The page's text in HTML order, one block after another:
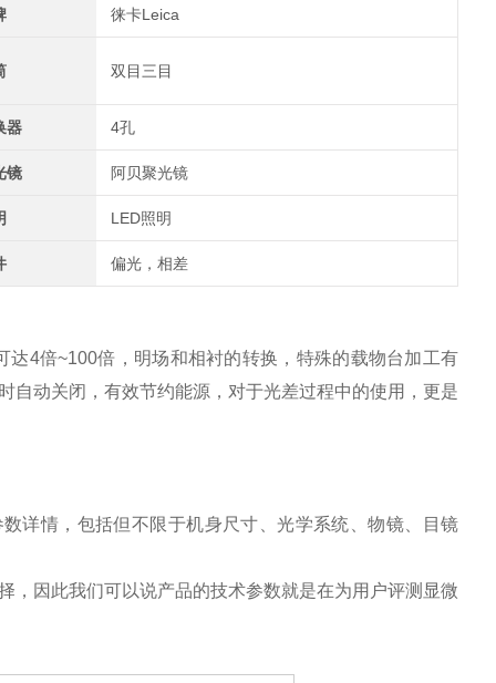
徕卡Leica
双目三目
器 4孔
镜 阿贝聚光镜
LED照明
偏光，相差
达4倍~100倍，明场和相衬的转换，特殊的载物台加工有
自动关闭，有效节约能源，对于光差过程中的使用，更是
详情，包括但不限于机身尺寸、光学系统、物镜、目镜
，因此我们可以说产品的技术参数就是在为用户评测显微